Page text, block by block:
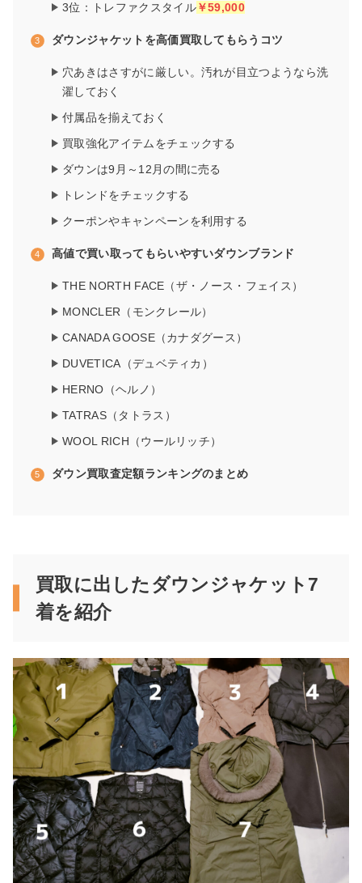
3位：トレファクスタイル￥59,000
ダウンジャケットを高価買取してもらうコツ
穴あきはさすがに厳しい。汚れが目立つようなら洗
濯しておく
付属品を揃えておく
買取強化アイテムをチェックする
ダウンは9月～12月の間に売る
トレンドをチェックする
クーポンやキャンペーンを利用する
高値で買い取ってもらいやすいダウンブランド
THE NORTH FACE（ザ・ノース・フェイス）
MONCLER（モンクレール）
CANADA GOOSE（カナダグース）
DUVETICA（デュベティカ）
HERNO（ヘルノ）
TATRAS（タトラス）
WOOL RICH（ウールリッチ）
ダウン買取査定額ランキングのまとめ
買取に出したダウンジャケット7
着を紹介